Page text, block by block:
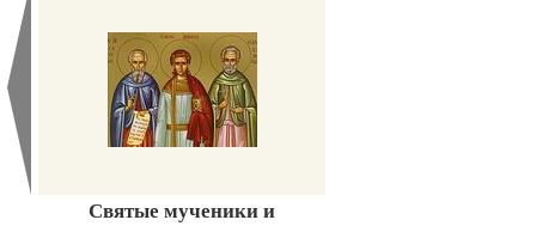
Святые мученики и